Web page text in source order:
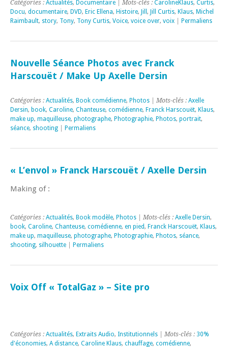
Catégories : Actualités, Documentaire | Mots-clés : CarolineKlaus, Curtis,
Docu, documentaire, DVD, Eric Ellena, Histoire, Jill , Jill Curtis, Klaus, Michel
Raimbault, story, Tony, Tony Curtis, Voice, voice over, voix Permaliens
Nouvelle Séance Photos avec Franck
Harscouët / Make Up Axelle Dersin
Catégories : Actualités, Book comédienne, Photos | Mots-clés : Axelle
Dersin, book, Caroline, Chanteuse, comédienne, Franck Harscouët, Klaus,
make up, maquilleuse, photographe, Photographie, Photos, portrait,
séance, shooting Permaliens
« L’envol » Franck Harscouët / Axelle Dersin
Making of :
Catégories : Actualités, Book modèle, Photos | Mots-clés : Axelle Dersin,
book, Caroline, Chanteuse, comédienne, en pied, Franck Harscouët, Klaus,
make up, maquilleuse, photographe, Photographie, Photos, séance,
shooting, silhouette Permaliens
Voix Off « TotalGaz » – Site pro
Catégories : Actualités, Extraits Audio, Institutionnels | Mots-clés : 30%
d'économies, A distance, Caroline Klaus, chauffage, comédienne,